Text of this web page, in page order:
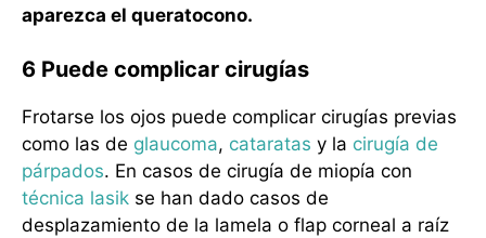
aparezca el queratocono.
6 Puede complicar cirugías
Frotarse los ojos puede complicar cirugías previas
como las de glaucoma, cataratas y la cirugía de
párpados. En casos de cirugía de miopía con
técnica lasik se han dado casos de
desplazamiento de la lamela o flap corneal a raíz